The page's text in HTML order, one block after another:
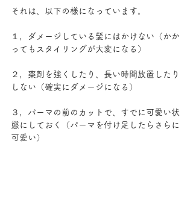
それは、以下の様になっています。
１，ダメージしている髪にはかけない（かか
ってもスタイリングが大変になる）
２，薬剤を強くしたり、長い時間放置したり
しない（確実にダメージになる）
３，パーマの前のカットで、すでに可愛い状
態にしておく（パーマを付け足したらさらに
可愛い）